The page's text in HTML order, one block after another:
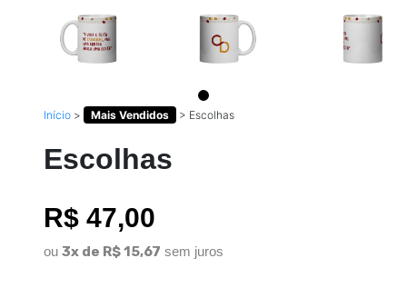
Início > Mais Vendidos > Escolhas
Escolhas
R$ 47,00
ou 3x de R$ 15,67 sem juros